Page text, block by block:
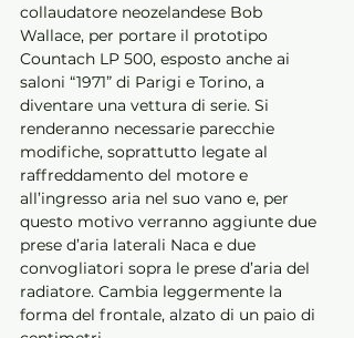
collaudatore neozelandese Bob
Wallace, per portare il prototipo
Countach LP 500, esposto anche ai
saloni “1971” di Parigi e Torino, a
diventare una vettura di serie. Si
renderanno necessarie parecchie
modifiche, soprattutto legate al
raffreddamento del motore e
all’ingresso aria nel suo vano e, per
questo motivo verranno aggiunte due
prese d’aria laterali Naca e due
convogliatori sopra le prese d’aria del
radiatore. Cambia leggermente la
forma del frontale, alzato di un paio di